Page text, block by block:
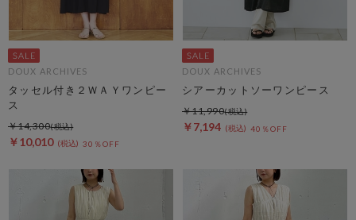
DOUX ARCHIVES
タッセル付き２ＷＡＹワンピー
ス
￥10,010 30％OFF
￥14,300
DOUX ARCHIVES
シアーカットソーワンピース
￥7,194 40％OFF
￥11,990